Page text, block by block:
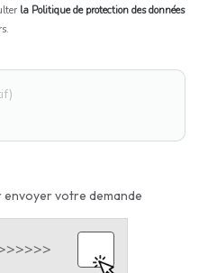
la Politique de protection des données
envoyer votre demande